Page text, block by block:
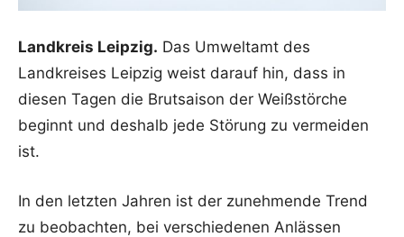
Landkreis Leipzig. Das Umweltamt des
Landkreises Leipzig weist darauf hin, dass in
diesen Tagen die Brutsaison der Weißstörche
beginnt und deshalb jede Störung zu vermeiden
ist.
In den letzten Jahren ist der zunehmende Trend
zu beobachten, bei verschiedenen Anlässen